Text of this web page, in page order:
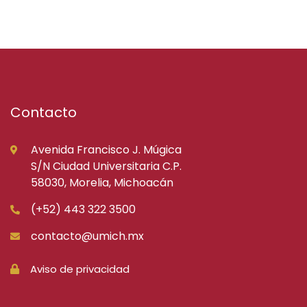
Contacto
Avenida Francisco J. Múgica
S/N Ciudad Universitaria C.P.
58030, Morelia, Michoacán
(+52) 443 322 3500
contacto@umich.mx
Aviso de privacidad